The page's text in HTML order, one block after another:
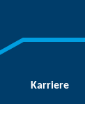
Karriere